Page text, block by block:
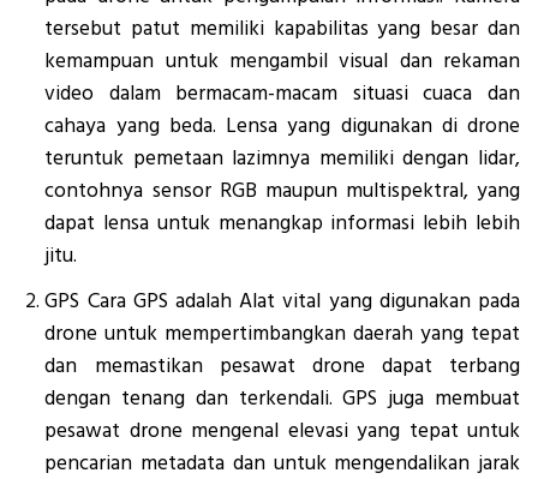
tersebut patut memiliki kapabilitas yang besar dan
kemampuan untuk mengambil visual dan rekaman
video dalam bermacam-macam situasi cuaca dan
cahaya yang beda. Lensa yang digunakan di drone
teruntuk pemetaan lazimnya memiliki dengan lidar,
contohnya sensor RGB maupun multispektral, yang
dapat lensa untuk menangkap informasi lebih lebih
jitu.
GPS Cara GPS adalah Alat vital yang digunakan pada
drone untuk mempertimbangkan daerah yang tepat
dan memastikan pesawat drone dapat terbang
dengan tenang dan terkendali. GPS juga membuat
pesawat drone mengenal elevasi yang tepat untuk
pencarian metadata dan untuk mengendalikan jarak